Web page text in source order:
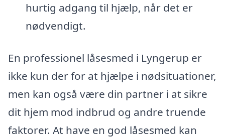
hurtig adgang til hjælp, når det er
nødvendigt.
En professionel låsesmed i Lyngerup er
ikke kun der for at hjælpe i nødsituationer,
men kan også være din partner i at sikre
dit hjem mod indbrud og andre truende
faktorer. At have en god låsesmed kan